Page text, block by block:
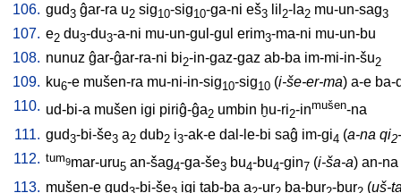
106. gud3 ĝar-ra u2 sig10-sig10-ga-ni eš3 lil 2-la2 mu-un-sag3
107. e2 du3-du3-a-ni mu-un-gul-gul erim3-ma-ni mu-un-bu
108. nunuz ĝar-ĝar-ra-ni bi2-in-gaz-gaz ab-ba im-mi-in-šu2
109. ku6-e mušen-ra mu-ni-in-sig10-sig10 (i-še-er-ma) a-e ba-
110. ud-bi-a mušen igi piriĝ-ĝa2 umbin ḫu-ri2-inmušen-na
111. gud3-bi-še3 a2 dub2 i3-ak-e dal-le-bi saĝ im-gi4 (a-na qi2
112. tum9mar-uru5 an-šag4-ga-še3 bu4-bu4-gin7 (i-ša-a) an-na
113. mušen-e gud -bi-še igi tab-ba a -ur ba-bur -bur (uš-